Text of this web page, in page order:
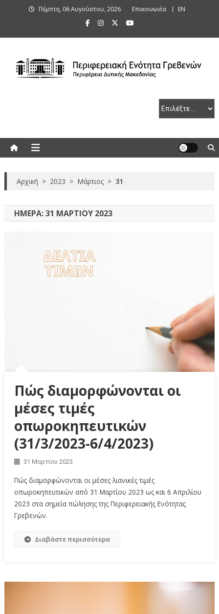
Πέμπτη, 06 Αυγούστου, 2026 Επικοινωνία ΕΝ
Αρχική > 2023 > Μάρτιος > 31
ΗΜΈΡΑ:31 ΜΑΡΤΊΟΥ 2023
Πώς διαμορφώνονται οι
μέσες τιμές
οπωροκηπευτικών
(31/3/2023-6/4/2023)
31 Μαρτίου 2023
Πώς διαμορφώνονται οι μέσες λιανικές τιμές
οπωροκηπευτικών από 31 Μαρτίου 2023 ως και 6 Απριλίου
2023 στα σημεία πώλησης της Περιφερειακής Ενότητας
Γρεβενών.
Διαβάστε περισσότερα